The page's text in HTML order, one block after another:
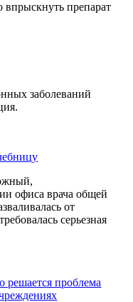
впрыскнуть препарат
заболеваний
офиса врача общей
от
серьезная
решается проблема